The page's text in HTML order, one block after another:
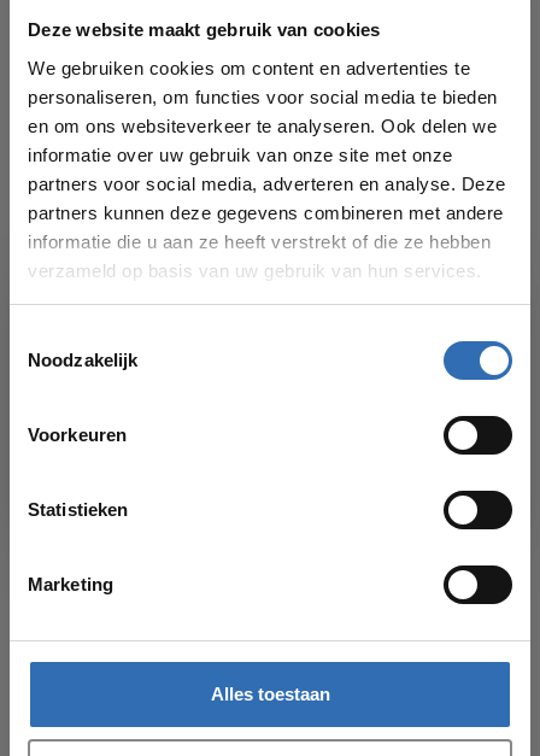
Deze website maakt gebruik van cookies
We gebruiken cookies om content en advertenties te
personaliseren, om functies voor social media te bieden
en om ons websiteverkeer te analyseren. Ook delen we
informatie over uw gebruik van onze site met onze
partners voor social media, adverteren en analyse. Deze
partners kunnen deze gegevens combineren met andere
informatie die u aan ze heeft verstrekt of die ze hebben
verzameld op basis van uw gebruik van hun services.
Noodzakelijk
Voorkeuren
Statistieken
Marketing
Alles toestaan
INSTAMAT
Instamat handdoekknop €147,00
DRL
DRL Cachet handdoekbeugel €47,00
Of hulp nodig bij je bestelling? Bekijk dan ook
voor onze
Recent bekeken
kun je weer bestellingen plaatsen in onze